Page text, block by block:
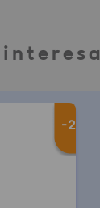
-20 %